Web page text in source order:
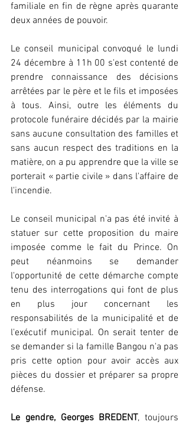
familiale en fin de règne après quarante
deux années de pouvoir.
Le conseil municipal convoqué le lundi
24 décembre à 11h 00 s'est contenté de
prendre connaissance des décisions
arrêtées par le père et le fils et imposées
à tous. Ainsi, outre les éléments du
protocole funéraire décidés par la mairie
sans aucune consultation des familles et
sans aucun respect des traditions en la
matière, on a pu apprendre que la ville se
porterait « partie civile » dans l'affaire de
l'incendie.
Le conseil municipal n'a pas été invité à
statuer sur cette proposition du maire
imposée comme le fait du Prince. On
peut néanmoins se demander
l'opportunité de cette démarche compte
tenu des interrogations qui font de plus
en plus jour concernant les
responsabilités de la municipalité et de
l'exécutif municipal. On serait tenter de
se demander si la famille Bangou n'a pas
pris cette option pour avoir accès aux
pièces du dossier et préparer sa propre
défense.
Le gendre, Georges BREDENT, toujours